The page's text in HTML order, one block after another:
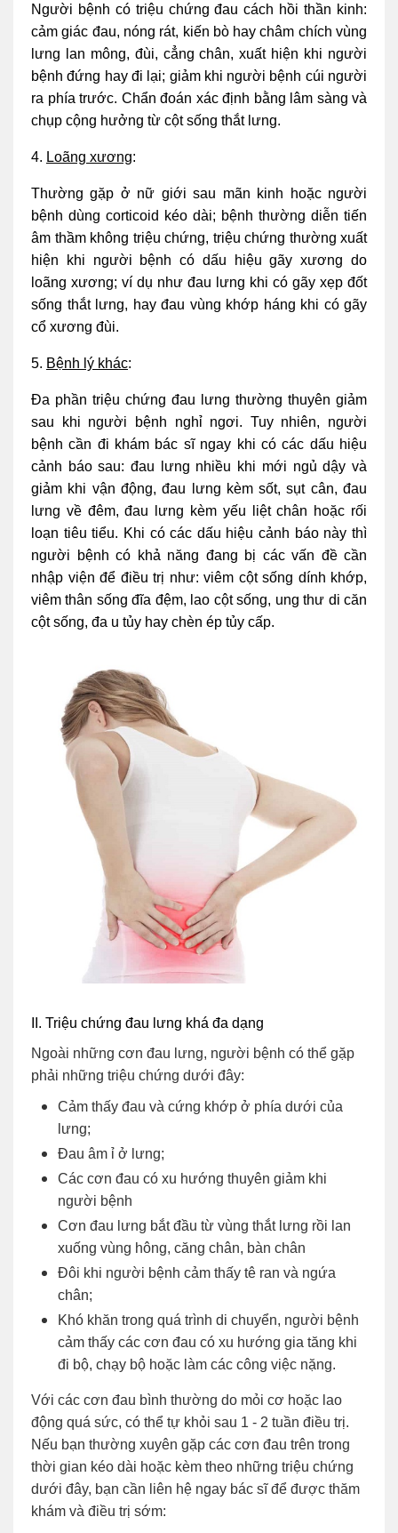
Người bệnh có triệu chứng đau cách hồi thần kinh:
cảm giác đau, nóng rát, kiến bò hay châm chích vùng
lưng lan mông, đùi, cẳng chân, xuất hiện khi người
bệnh đứng hay đi lại; giảm khi người bệnh cúi người
ra phía trước. Chẩn đoán xác định bằng lâm sàng và
chụp cộng hưởng từ cột sống thắt lưng.
4. Loãng xương:
Thường gặp ở nữ giới sau mãn kinh hoặc người
bệnh dùng corticoid kéo dài; bệnh thường diễn tiến
âm thầm không triệu chứng, triệu chứng thường xuất
hiện khi người bệnh có dấu hiệu gãy xương do
loãng xương; ví dụ như đau lưng khi có gãy xẹp đốt
sống thắt lưng, hay đau vùng khớp háng khi có gãy
cổ xương đùi.
5. Bệnh lý khác:
Đa phần triệu chứng đau lưng thường thuyên giảm
sau khi người bệnh nghỉ ngơi. Tuy nhiên, người
bệnh cần đi khám bác sĩ ngay khi có các dấu hiệu
cảnh báo sau: đau lưng nhiều khi mới ngủ dậy và
giảm khi vận động, đau lưng kèm sốt, sụt cân, đau
lưng về đêm, đau lưng kèm yếu liệt chân hoặc rối
loạn tiêu tiểu. Khi có các dấu hiệu cảnh báo này thì
người bệnh có khả năng đang bị các vấn đề cần
nhập viện để điều trị như: viêm cột sống dính khớp,
viêm thân sống đĩa đệm, lao cột sống, ung thư di căn
cột sống, đa u tủy hay chèn ép tủy cấp.
II. Triệu chứng đau lưng khá đa dạng
Ngoài những cơn đau lưng, người bệnh có thể gặp
phải những triệu chứng dưới đây:
Cảm thấy đau và cứng khớp ở phía dưới của
lưng;
Đau âm ỉ ở lưng;
Các cơn đau có xu hướng thuyên giảm khi
người bệnh
Cơn đau lưng bắt đầu từ vùng thắt lưng rồi lan
xuống vùng hông, căng chân, bàn chân
Đôi khi người bệnh cảm thấy tê ran và ngứa
chân;
Khó khăn trong quá trình di chuyển, người bệnh
cảm thấy các cơn đau có xu hướng gia tăng khi
đi bộ, chạy bộ hoặc làm các công việc nặng.
Với các cơn đau bình thường do mỏi cơ hoặc lao
động quá sức, có thể tự khỏi sau 1 - 2 tuần điều trị.
Nếu bạn thường xuyên gặp các cơn đau trên trong
thời gian kéo dài hoặc kèm theo những triệu chứng
dưới đây, bạn cần liên hệ ngay bác sĩ để được thăm
khám và điều trị sớm: